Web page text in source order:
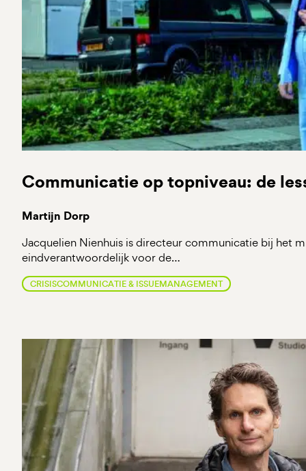
Communicatie op topniveau: de
Martijn Dorp
Jacquelien Nienhuis is directeur communicatie bij het
eindverantwoordelijk voor de…
CRISISCOMMUNICATIE & ISSUEMANAGEMENT